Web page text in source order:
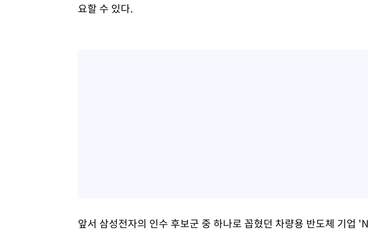
요할 수 있다.
앞서 삼성전자의 인수 후보군 중 하나로 꼽혔던 차량용 반도체 기업